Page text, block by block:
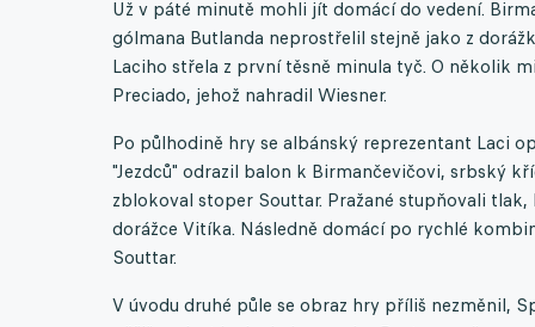
Už v páté minutě mohli jít domácí do vedení.
gólmana Butlanda neprostřelil stejně jako z
Laciho střela z první těsně minula tyč. O několik
Preciado, jehož nahradil Wiesner.
Po půlhodině hry se albánský reprezentant Laci
"Jezdců" odrazil balon k Birmančevičovi, srbský
zblokoval stoper Souttar. Pražané stupňovali
dorážce Vitíka. Následně domácí po rychlé
Souttar.
V úvodu druhé půle se obraz hry příliš nezměnil,